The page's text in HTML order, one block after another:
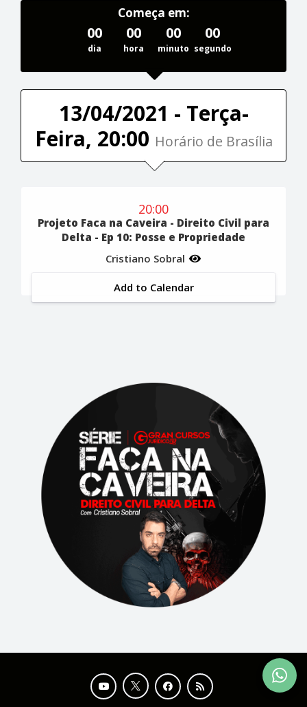
Começa em:
00
dia
00
hora
00
minuto
00
segundo
13/04/2021 - Terça-
Feira, 20:00 Horário de Brasília
20:00
Projeto Faca na Caveira - Direito Civil para
Delta - Ep 10: Posse e Propriedade
Cristiano Sobral
Add to Calendar